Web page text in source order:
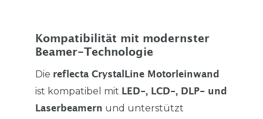
Kompatibilität mit modernster
Beamer-Technologie
Die reflecta CrystalLine Motorleinwand
ist kompatibel mit LED-, LCD-, DLP- und
Laserbeamern und unterstützt